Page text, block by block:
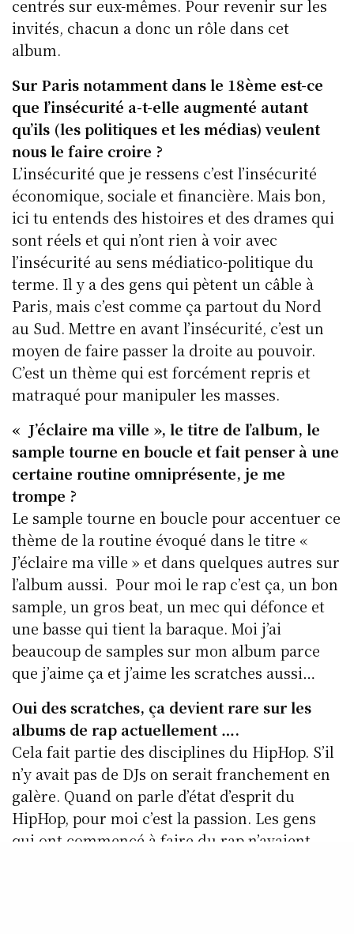
centrés sur eux-mêmes. Pour revenir sur les
invités, chacun a donc un rôle dans cet
album.
Sur Paris notamment dans le 18ème est-ce
que l’insécurité a-t-elle augmenté autant
qu’ils (les politiques et les médias) veulent
nous le faire croire ?
L’insécurité que je ressens c’est l’insécurité
économique, sociale et financière. Mais bon,
ici tu entends des histoires et des drames qui
sont réels et qui n’ont rien à voir avec
l’insécurité au sens médiatico-politique du
terme. Il y a des gens qui pètent un câble à
Paris, mais c’est comme ça partout du Nord
au Sud. Mettre en avant l’insécurité, c’est un
moyen de faire passer la droite au pouvoir.
C’est un thème qui est forcément repris et
matraqué pour manipuler les masses.
« J’éclaire ma ville », le titre de l’album, le
sample tourne en boucle et fait penser à une
certaine routine omniprésente, je me
trompe ?
Le sample tourne en boucle pour accentuer ce
thème de la routine évoqué dans le titre «
J’éclaire ma ville » et dans quelques autres sur
l’album aussi. Pour moi le rap c’est ça, un bon
sample, un gros beat, un mec qui défonce et
une basse qui tient la baraque. Moi j’ai
beaucoup de samples sur mon album parce
que j’aime ça et j’aime les scratches aussi…
Oui des scratches, ça devient rare sur les
albums de rap actuellement ….
Cela fait partie des disciplines du HipHop. S’il
n’y avait pas de DJs on serait franchement en
galère. Quand on parle d’état d’esprit du
HipHop, pour moi c’est la passion. Les gens
qui ont commencé à faire du rap n’avaient